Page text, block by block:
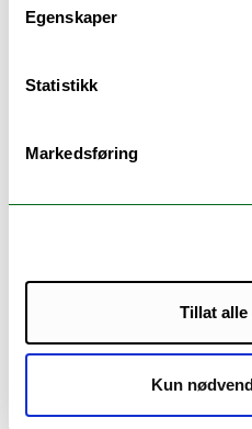
Egenskaper
Statistikk
Markedsføring
Tillat
Kun
Thomas Olofsson,
(PCM)
Lucrezia Ravasio,
14.40 – 15.00 Utvikling
15.00 – 15.20 Diskusjon –
15.20 - 17.00 Møte arena